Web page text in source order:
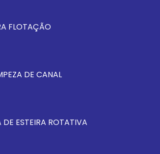
FLOTAÇÃO
DE CANAL
DE ESTEIRA ROTATIVA